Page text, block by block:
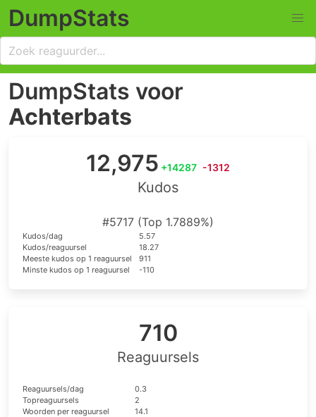
DumpStats
DumpStats voor
Achterbats
12,975 +14287 -1312
Kudos
#5717 (Top 1.7889%)
Kudos/dag
5.57
Kudos/reaguursel
18.27
Meeste kudos op 1 reaguursel
911
Minste kudos op 1 reaguursel
-110
710
Reaguursels
Reaguursels/dag
0.3
Topreaguursels
2
Woorden per reaguursel
14.1